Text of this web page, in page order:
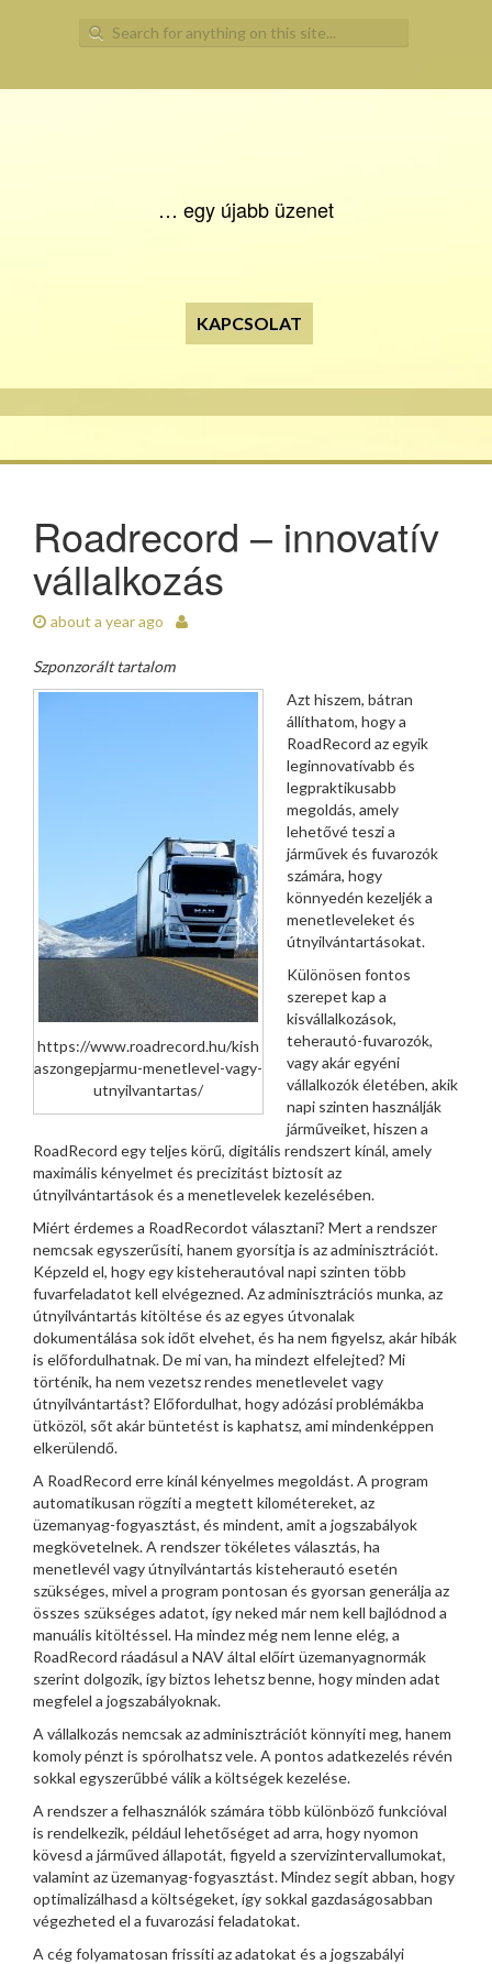
Search for:
… egy újabb üzenet
KAPCSOLAT
Roadrecord – innovatív
vállalkozás
about a year ago
Szponzorált tartalom
https://www.roadrecord.hu/kish
aszongepjarmu-menetlevel-vagy-
utnyilvantartas/
Azt hiszem, bátran
állíthatom, hogy a
RoadRecord az egyik
leginnovatívabb és
legpraktikusabb
megoldás, amely
lehetővé teszi a
járművek és fuvarozók
számára, hogy
könnyedén kezeljék a
menetleveleket és
útnyilvántartásokat.
Különösen fontos
szerepet kap a
kisvállalkozások,
teherautó-fuvarozók,
vagy akár egyéni
vállalkozók életében, akik
napi szinten használják
járműveiket, hiszen a
RoadRecord egy teljes körű, digitális rendszert kínál, amely
maximális kényelmet és precizitást biztosít az
útnyilvántartások és a menetlevelek kezelésében.
Miért érdemes a RoadRecordot választani? Mert a rendszer
nemcsak egyszerűsíti, hanem gyorsítja is az adminisztrációt.
Képzeld el, hogy egy kisteherautóval napi szinten több
fuvarfeladatot kell elvégezned. Az adminisztrációs munka, az
útnyilvántartás kitöltése és az egyes útvonalak
dokumentálása sok időt elvehet, és ha nem figyelsz, akár hibák
is előfordulhatnak. De mi van, ha mindezt elfelejted? Mi
történik, ha nem vezetsz rendes menetlevelet vagy
útnyilvántartást? Előfordulhat, hogy adózási problémákba
ütközöl, sőt akár büntetést is kaphatsz, ami mindenképpen
elkerülendő.
A RoadRecord erre kínál kényelmes megoldást. A program
automatikusan rögzíti a megtett kilométereket, az
üzemanyag-fogyasztást, és mindent, amit a jogszabályok
megkövetelnek. A rendszer tökéletes választás, ha
menetlevél vagy útnyilvántartás kisteherautó esetén
szükséges, mivel a program pontosan és gyorsan generálja az
összes szükséges adatot, így neked már nem kell bajlódnod a
manuális kitöltéssel. Ha mindez még nem lenne elég, a
RoadRecord ráadásul a NAV által előírt üzemanyagnormák
szerint dolgozik, így biztos lehetsz benne, hogy minden adat
megfelel a jogszabályoknak.
A vállalkozás nemcsak az adminisztrációt könnyíti meg, hanem
komoly pénzt is spórolhatsz vele. A pontos adatkezelés révén
sokkal egyszerűbbé válik a költségek kezelése.
A rendszer a felhasználók számára több különböző funkcióval
is rendelkezik, például lehetőséget ad arra, hogy nyomon
kövesd a járműved állapotát, figyeld a szervizintervallumokat,
valamint az üzemanyag-fogyasztást. Mindez segít abban, hogy
optimalizálhasd a költségeket, így sokkal gazdaságosabban
végezheted el a fuvarozási feladatokat.
A cég folyamatosan frissíti az adatokat és a jogszabályi